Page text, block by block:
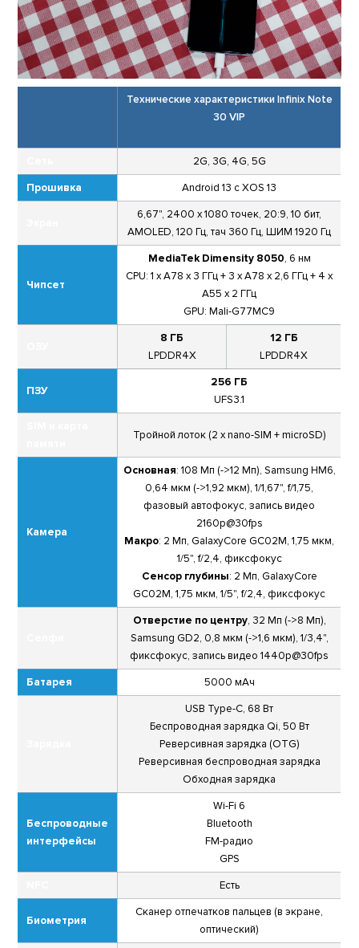
Технические характеристики Infinix Note
30 VIP
2G, 3G, 4G, 5G
Прошивка Android 13 с XOS 13
6,67", 2400 x 1080 точек, 20:9, 10 бит,
AMOLED, 120 Гц, тач 360 Гц, ШИМ 1920 Гц
Чипсет
MediaTek Dimensity 8050, 6 нм
CPU: 1 x A78 x 3 ГГц + 3 x A78 x 2,6 ГГц + 4 x
A55 x 2 ГГц
GPU: Mali-G77MC9
8 ГБ
LPDDR4X
12 ГБ
LPDDR4X
ПЗУ
256 ГБ
UFS3.1
Тройной лоток (2 x nano-SIM + microSD)
Камера
Основная: 108 Мп (->12 Мп), Samsung HM6,
0,64 мкм (->1,92 мкм), 1/1,67", f/1,75,
фазовый автофокус, запись видео
2160p@30fps
Макро: 2 Мп, GalaxyCore GC02M, 1,75 мкм,
1/5", f/2,4, фиксфокус
Сенсор глубины: 2 Мп, GalaxyCore
GC02M, 1,75 мкм, 1/5", f/2,4, фиксфокус
Отверстие по центру, 32 Мп (->8 Мп),
Samsung GD2, 0,8 мкм (->1,6 мкм), 1/3,4",
фиксфокус, запись видео 1440p@30fps
Батарея 5000 мАч
USB Type-C, 68 Вт
Беспроводная зарядка Qi, 50 Вт
Реверсивная зарядка (OTG)
Реверсивная беспроводная зарядка
Обходная зарядка
Беспроводные
интерфейсы
Wi-Fi 6
Bluetooth
FM-радио
GPS
Есть
Биометрия
Сканер отпечатков пальцев (в экране,
оптический)